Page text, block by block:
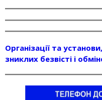
Організації та
зниклих безвісті і